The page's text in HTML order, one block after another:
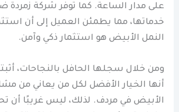
على مدار الساعة. كما توفر شركة زمردة
خدماتها، مما يطمئن العميل إلى أن
النمل الأبيض هو استثمار ذكي وآمن.
ومن خلال سجلها الحافل بالنجاحات،
أنها الخيار الأفضل لكل من يعاني من
الأبيض في مردف. لذلك، ليس غريبًا أن